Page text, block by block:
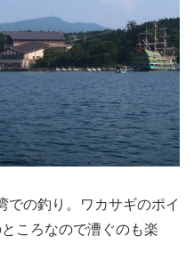
での釣り。ワカサギのポイ
ころなので漕ぐのも楽